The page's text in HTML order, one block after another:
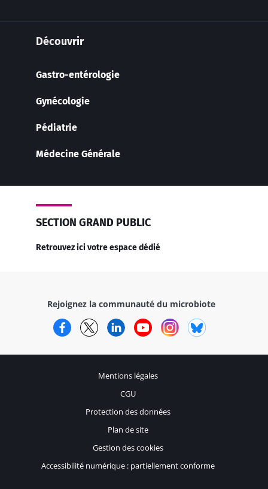
Découvrir
Gastro-entérologie
Gynécologie
Pédiatrie
Médecine Générale
SECTION GRAND PUBLIC
Retrouvez ici votre espace dédié
Rejoignez la communauté du microbiote
FacebookTwitterLinkedInYouTubeInstagram
Mentions légales
CGU
Protection des données
Plan de site
Gestion des cookies
Accessibilité numérique : partiellement conforme